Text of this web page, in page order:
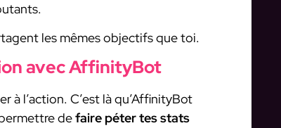
les mêmes objectifs que toi.
avec AffinityBot
à l’action. C’est là qu’AffinityBot
defaire péter tes stats